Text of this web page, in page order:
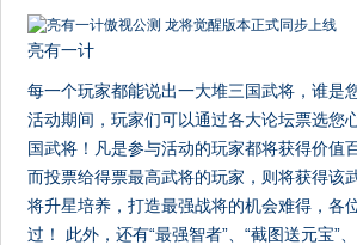
亮有一计
每一个玩家都能说出一大堆三国武将，谁是
活动期间，玩家们可以通过各大论坛票选您
国武将！凡是参与活动的玩家都将获得价值
而投票给得票最高武将的玩家，则将获得该
将升星培养，打造最强战将的机会难得，各
过！ 此外，还有“最强智者”、“截图送元宝”